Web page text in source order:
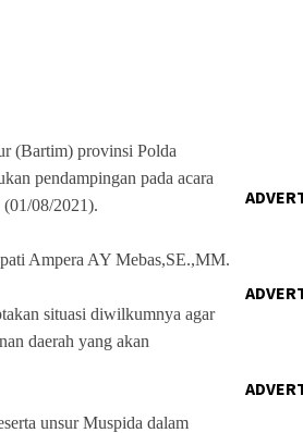
(Bartim) provinsi Polda
pendampingan pada acara
08/2021).
Ampera AY Mebas,SE.,MM.
situasi diwilkumnya agar
daerah yang akan
unsur Muspida dalam